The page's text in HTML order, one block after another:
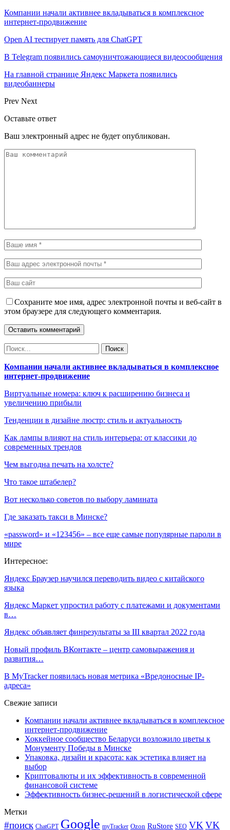
Компании начали активнее вкладываться в комплексное
интернет-продвижение
Open AI тестирует память для ChatGPT
В Telegram появились самоуничтожающиеся видеосообщения
На главной странице Яндекс Маркета появились
видеобаннеры
Prev Next
Оставьте ответ
Ваш электронный адрес не будет опубликован.
Сохраните мое имя, адрес электронной почты и веб-сайт в
этом браузере для следующего комментария.
Компании начали активнее вкладываться в комплексное
интернет-продвижение
Виртуальные номера: ключ к расширению бизнеса и
увеличению прибыли
Тенденции в дизайне люстр: стиль и актуальность
Как лампы влияют на стиль интерьера: от классики до
современных трендов
Чем выгодна печать на холсте?
Что такое штабелер?
Вот несколько советов по выбору ламината
Где заказать такси в Минске?
«password» и «123456» – все еще самые популярные пароли в
мире
Интересное:
Яндекс Браузер научился переводить видео с китайского
языка
Яндекс Маркет упростил работу с платежами и документами
в…
Яндекс объявляет финрезультаты за III квартал 2022 года
Новый профиль ВКонтакте – центр самовыражения и
развития…
В MyTracker появилась новая метрика «Вредоносные IP-
адреса»
Свежие записи
Компании начали активнее вкладываться в комплексное
интернет-продвижение
Хоккейное сообщество Беларуси возложило цветы к
Монументу Победы в Минске
Упаковка, дизайн и красота: как эстетика влияет на
выбор
Криптовалюты и их эффективность в современной
финансовой системе
Эффективность бизнес-решений в логистической сфере
Метки
#поиск ChatGPT Google myTracker Ozon RuStore SEO VK VK